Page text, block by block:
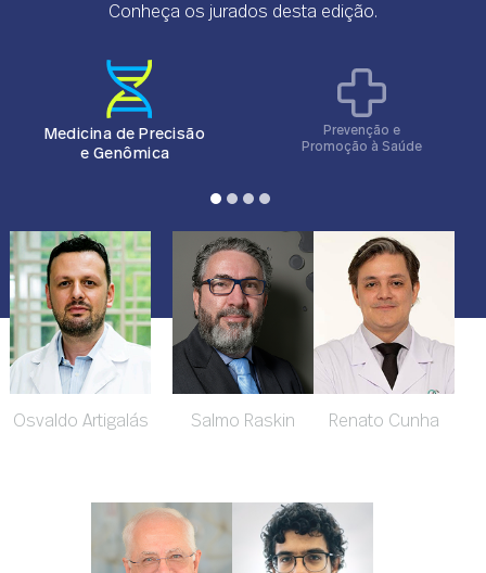
operacional.
Conheça os jurados desta edição.
Medicina de Precisão
e Genômica
Prevenção e
Promoção à Saúde
Osvaldo Artigalás Salmo Raskin Renato Cunha